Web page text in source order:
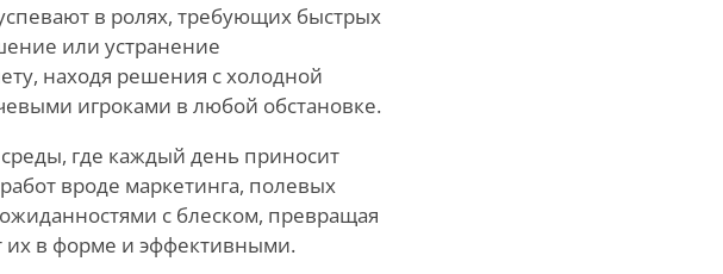
в ролях, требующих быстрых
или устранение
находя решения с холодной
игроками в любой обстановке.
где каждый день приносит
вроде маркетинга, полевых
с блеском, превращая
их в форме и эффективными.